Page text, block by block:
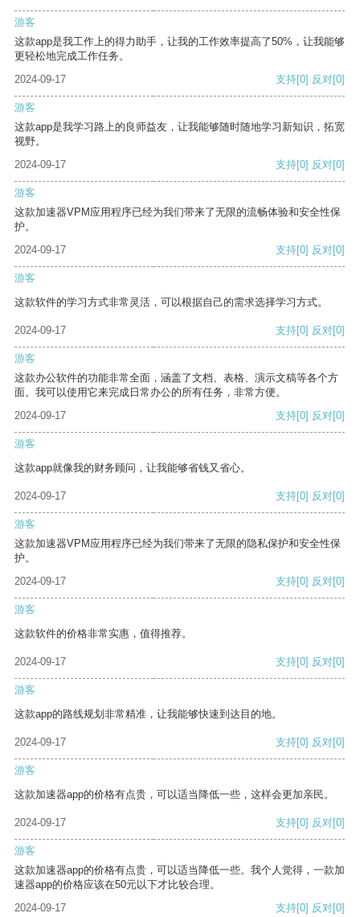
游客
这款app是我工作上的得力助手，让我的工作效率提高了50%，让我能够
更轻松地完成工作任务。
2024-09-17
支持[0] 反对[0]
游客
这款app是我学习路上的良师益友，让我能够随时随地学习新知识，拓宽
视野。
2024-09-17
支持[0] 反对[0]
游客
这款加速器VPM应用程序已经为我们带来了无限的流畅体验和安全性保
护。
2024-09-17
支持[0] 反对[0]
游客
这款软件的学习方式非常灵活，可以根据自己的需求选择学习方式。
2024-09-17 支持[0] 反对[0]
游客
这款办公软件的功能非常全面，涵盖了文档、表格、演示文稿等各个方
面。我可以使用它来完成日常办公的所有任务，非常方便。
2024-09-17
支持[0] 反对[0]
游客
这款app就像我的财务顾问，让我能够省钱又省心。
2024-09-17 支持[0] 反对[0]
游客
这款加速器VPM应用程序已经为我们带来了无限的隐私保护和安全性保
护。
2024-09-17
支持[0] 反对[0]
游客
这款软件的价格非常实惠，值得推荐。
2024-09-17 支持[0] 反对[0]
游客
这款app的路线规划非常精准，让我能够快速到达目的地。
2024-09-17 支持[0] 反对[0]
游客
这款加速器app的价格有点贵，可以适当降低一些，这样会更加亲民。
2024-09-17 支持[0] 反对[0]
游客
这款加速器app的价格有点贵，可以适当降低一些。我个人觉得，一款加
速器app的价格应该在50元以下才比较合理。
2024-09-17
支持[0] 反对[0]